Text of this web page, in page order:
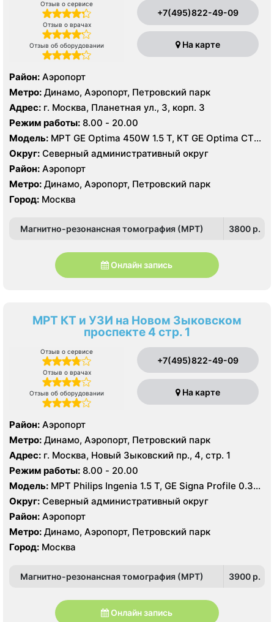
Отзыв о сервисе
Отзыв о врачах
Отзыв об оборудовании
+7(495)822-49-09
На карте
Район: Аэропорт
Метро: Динамо, Аэропорт, Петровский парк
Адрес: г. Москва, Планетная ул., 3, корп. 3
Режим работы: 8.00 - 20.00
Модель: МРТ GE Optima 450W 1.5 T, КТ GE Optima CT
660 Asir 128 срезов, УЗИ GE LOGIQ S8
Округ: Северный административный округ
Район: Аэропорт
Метро: Динамо, Аэропорт, Петровский парк
Город: Москва
Магнитно-резонансная томография (МРТ) 3800 p.
Онлайн запись
МРТ КТ и УЗИ на Новом Зыковском
проспекте 4 стр. 1
Отзыв о сервисе
Отзыв о врачах
Отзыв об оборудовании
+7(495)822-49-09
На карте
Район: Аэропорт
Метро: Динамо, Аэропорт, Петровский парк
Адрес: г. Москва, Новый Зыковский пр., 4, стр. 1
Режим работы: 8.00 - 20.00
Модель: МРТ Philips Ingenia 1.5 Т, GE Signa Profile 0.35
Т, КТ Toshiba Aquilion 64 среза, УЗИ GE Logiq 8
Округ: Северный административный округ
Район: Аэропорт
Метро: Динамо, Аэропорт, Петровский парк
Город: Москва
Магнитно-резонансная томография (МРТ) 3900 p.
Онлайн запись